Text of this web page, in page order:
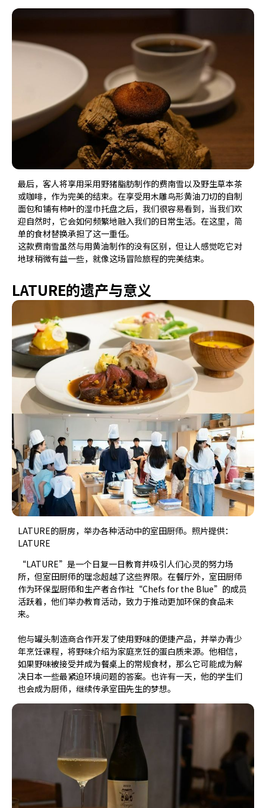
最后，客人将享用采用野猪脂肪制作的费南雪以及野生草本茶
或咖啡，作为完美的结束。在享受用木雕鸟形黄油刀切的自制
面包和铺有柿叶的湿巾托盘之后，我们很容易看到，当我们欢
迎自然时，它会如何频繁地融入我们的日常生活。在这里，简
单的食材替换承担了这一重任。
这款费南雪虽然与用黄油制作的没有区别，但让人感觉吃它对
地球稍微有益一些，就像这场冒险旅程的完美结束。
LATURE的遗产与意义
LATURE的厨房，举办各种活动中的室田厨师。照片提供：
LATURE
“LATURE”是一个日复一日教育并吸引人们心灵的努力场
所，但室田厨师的理念超越了这些界限。在餐厅外，室田厨师
作为环保型厨师和生产者合作社“Chefs for the Blue”的成员
活跃着，他们举办教育活动，致力于推动更加环保的食品未
来。
他与罐头制造商合作开发了使用野味的便捷产品，并举办青少
年烹饪课程，将野味介绍为家庭烹饪的蛋白质来源。他相信，
如果野味被接受并成为餐桌上的常规食材，那么它可能成为解
决日本一些最紧迫环境问题的答案。也许有一天，他的学生们
也会成为厨师，继续传承室田先生的梦想。